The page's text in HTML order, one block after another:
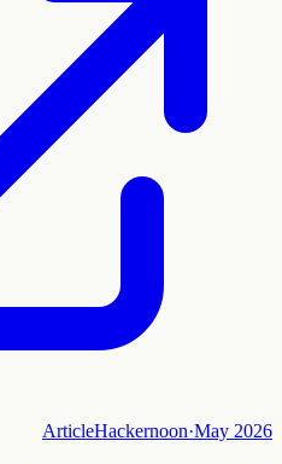
ArticleHackernoon·May 2026